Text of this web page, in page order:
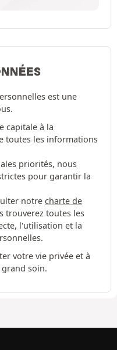
est une
capitale à la
toutes les informations
priorités, nous
pour garantir la
notre charte de
trouverez toutes les
l'utilisation et la
votre vie privée et à
soin.